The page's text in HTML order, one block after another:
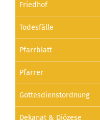
Friedhof
Todesfälle
Pfarrblatt
Pfarrer
Gottesdienstordnung
Dekanat & Diözese